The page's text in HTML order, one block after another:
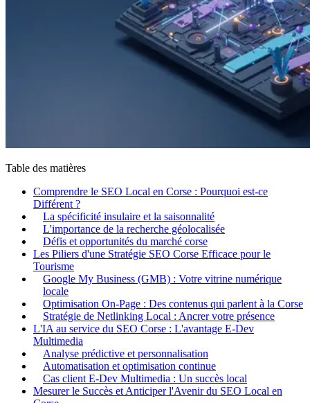
Table des matières
Comprendre le SEO Local en Corse : Pourquoi est-ce
Différent ?
La spécificité insulaire et la saisonnalité
L'importance de la recherche géolocalisée
Défis et opportunités du marché corse
Les Piliers d'une Stratégie SEO Corse Efficace pour le
Tourisme
Google My Business (GMB) : Votre vitrine numérique
locale
Optimisation On-Page : Des contenus qui parlent à la Corse
Stratégie de Netlinking Local : Ancrer votre présence
L'IA au service du SEO Corse : L'avantage E-Dev
Multimedia
Analyse prédictive et personnalisation
Automatisation et optimisation continue
Cas client E-Dev Multimedia : Un succès local
Mesurer le Succès et Anticiper l'Avenir du SEO Local en